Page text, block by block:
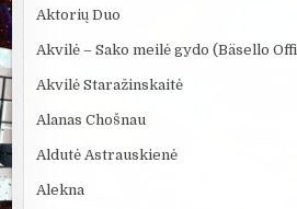
Aktorių Duo
Akvilė – Sako meilė gydo (Bäsello
Akvilė Staražinskaitė
Alanas Chošnau
Aldutė Astrauskienė
Alekna